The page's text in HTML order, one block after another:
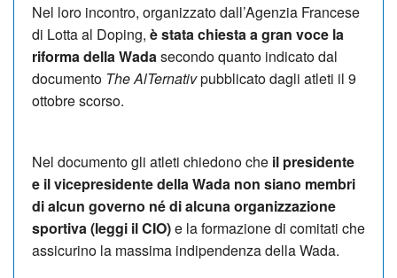
Nel loro incontro, organizzato dall’Agenzia Francese
di Lotta al Doping, è stata chiesta a gran voce la
riforma della Wadasecondo quanto indicato dal
documento The AlTernativpubblicato dagli atleti il 9
ottobre scorso.
Nel documento gli atleti chiedono che il presidente
e il vicepresidente della Wada non siano membri
di alcun governo né di alcuna organizzazione
sportiva (leggi il CIO)e la formazione di comitati che
assicurino la massima indipendenza della Wada.